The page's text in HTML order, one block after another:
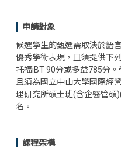
申請對象
候選學生的甄選需取決於語
優秀學術表現，且須提供下
托福iBT 90分或多益785分
且須為國立中山大學國際經
理研究所碩士班(含企醫管
名。
課程架構